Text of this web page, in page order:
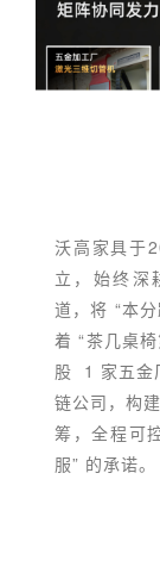
沃高家具于
立，始终深
道，将 “本
着 “茶几桌
股 1 家五金
链公司，构
筹，全程可
服” 的承诺。